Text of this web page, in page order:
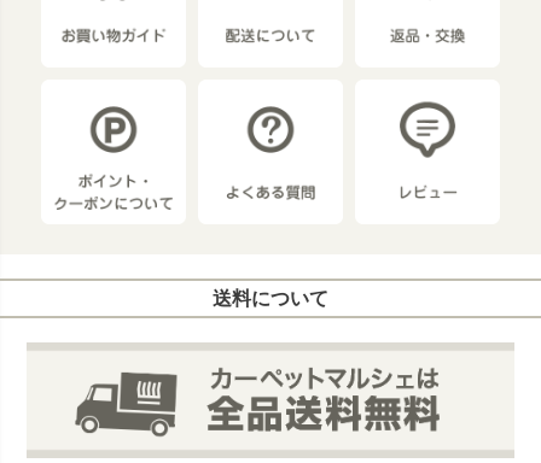
送料について